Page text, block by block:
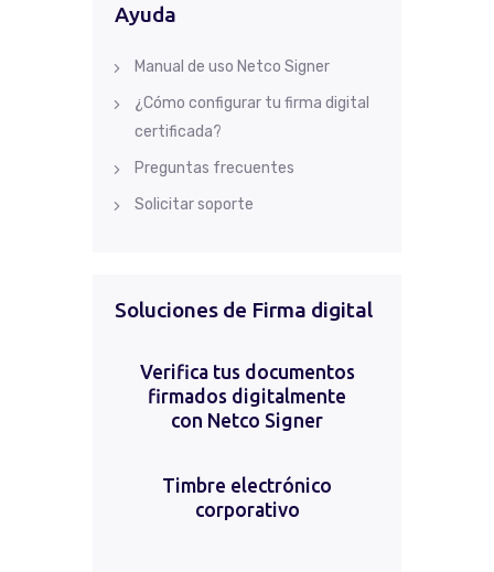
Ayuda
Manual de uso Netco Signer
¿Cómo configurar tu firma digital
certificada?
Preguntas frecuentes
Solicitar soporte
Soluciones de Firma digital
Verifica tus documentos
firmados digitalmente
con Netco Signer
Timbre electrónico
corporativo